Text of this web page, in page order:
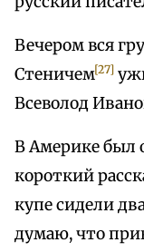
Вечером вся
Стеничем[27]
Всеволод
В Америке был
короткий
купе сидели
думаю, что